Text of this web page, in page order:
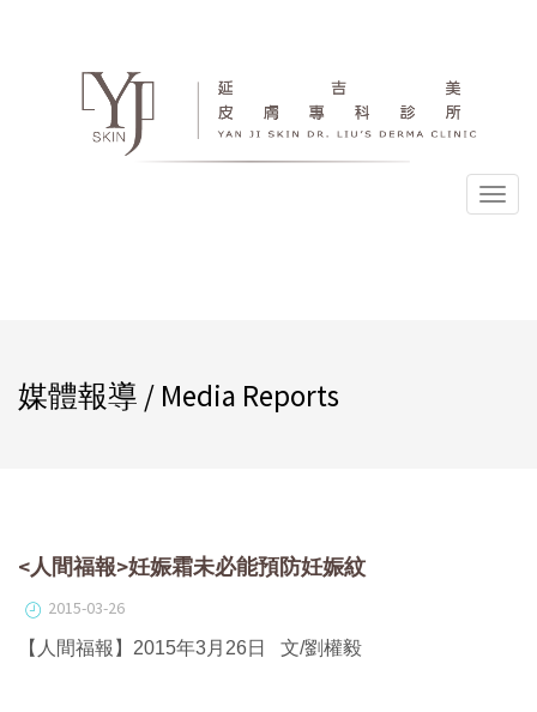
選
媒體報導 / Media Reports
<人間福報>妊娠霜未必能預防妊娠紋
2015-03-26
【人間福報】2015年3月26日 文/劉權毅